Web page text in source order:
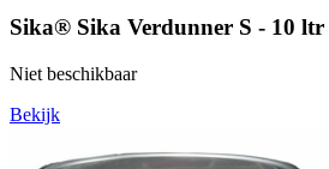
Sika® Sika Verdunner S - 10 ltr
Niet beschikbaar
Bekijk